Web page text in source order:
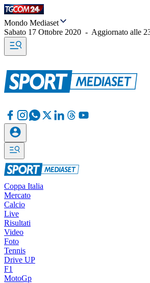
Mondo Mediaset
Sabato 17 Ottobre 2020 - Aggiornato alle
Coppa Italia
Mercato
Calcio
Live
Risultati
Video
Foto
Tennis
Drive UP
F1
MotoGp